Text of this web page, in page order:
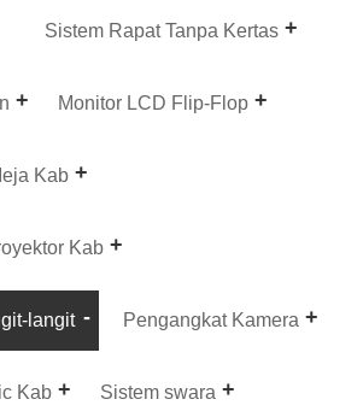
Sistem Rapat Tanpa Kertas
Monitor LCD Flip-Flop
Kab
Kab
langit Pengangkat Kamera
Kab Sistem swara